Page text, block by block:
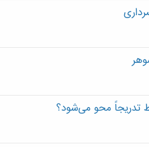
تدریجاً محو می‌شود؟